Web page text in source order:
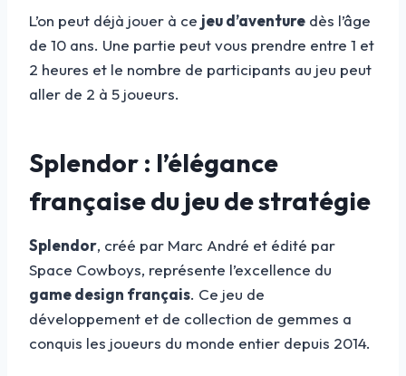
L’on peut déjà jouer à ce jeu d’aventure dès l’âge
de 10 ans. Une partie peut vous prendre entre 1 et
2 heures et le nombre de participants au jeu peut
aller de 2 à 5 joueurs.
Splendor : l’élégance
française du jeu de stratégie
Splendor, créé par Marc André et édité par
Space Cowboys, représente l’excellence du
game design français. Ce jeu de
développement et de collection de gemmes a
conquis les joueurs du monde entier depuis 2014.